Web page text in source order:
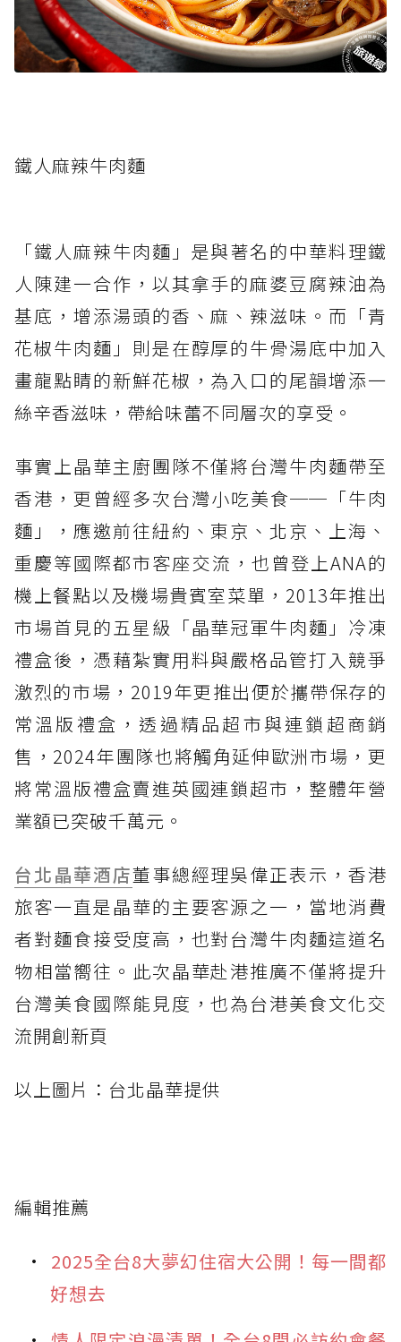
鐵人麻辣牛肉麵
「鐵人麻辣牛肉麵」是與著名的中華料理鐵
人陳建一合作，以其拿手的麻婆豆腐辣油為
基底，增添湯頭的香、麻、辣滋味。而「青
花椒牛肉麵」則是在醇厚的牛骨湯底中加入
畫龍點睛的新鮮花椒，為入口的尾韻增添一
絲辛香滋味，帶給味蕾不同層次的享受。
事實上晶華主廚團隊不僅將台灣牛肉麵帶至
香港，更曾經多次台灣小吃美食──「牛肉
麵」，應邀前往紐約、東京、北京、上海、
重慶等國際都市客座交流，也曾登上ANA的
機上餐點以及機場貴賓室菜單，2013年推出
市場首見的五星級「晶華冠軍牛肉麵」冷凍
禮盒後，憑藉紮實用料與嚴格品管打入競爭
激烈的市場，2019年更推出便於攜帶保存的
常溫版禮盒，透過精品超市與連鎖超商銷
售，2024年團隊也將觸角延伸歐洲市場，更
將常溫版禮盒賣進英國連鎖超市，整體年營
業額已突破千萬元。
台北晶華酒店董事總經理吳偉正表示，香港
旅客一直是晶華的主要客源之一，當地消費
者對麵食接受度高，也對台灣牛肉麵這道名
物相當嚮往。此次晶華赴港推廣不僅將提升
台灣美食國際能見度，也為台港美食文化交
流開創新頁
以上圖片：台北晶華提供
編輯推薦
2025全台8大夢幻住宿大公開！每一間都
好想去